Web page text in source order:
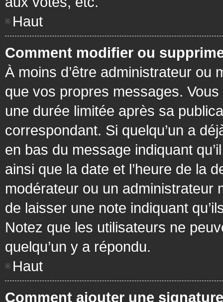
Haut
Comment modifier ou
À moins d’être administrateur ou
que vos propres messages.
une durée limitée après sa
correspondant. Si quelqu’un a
en bas du message indiquant
ainsi que la date et l’heure de la
modérateur ou un administrateur
de laisser une note indiquant
Notez que les utilisateurs ne
quelqu’un y a répondu.
Haut
Comment ajouter une